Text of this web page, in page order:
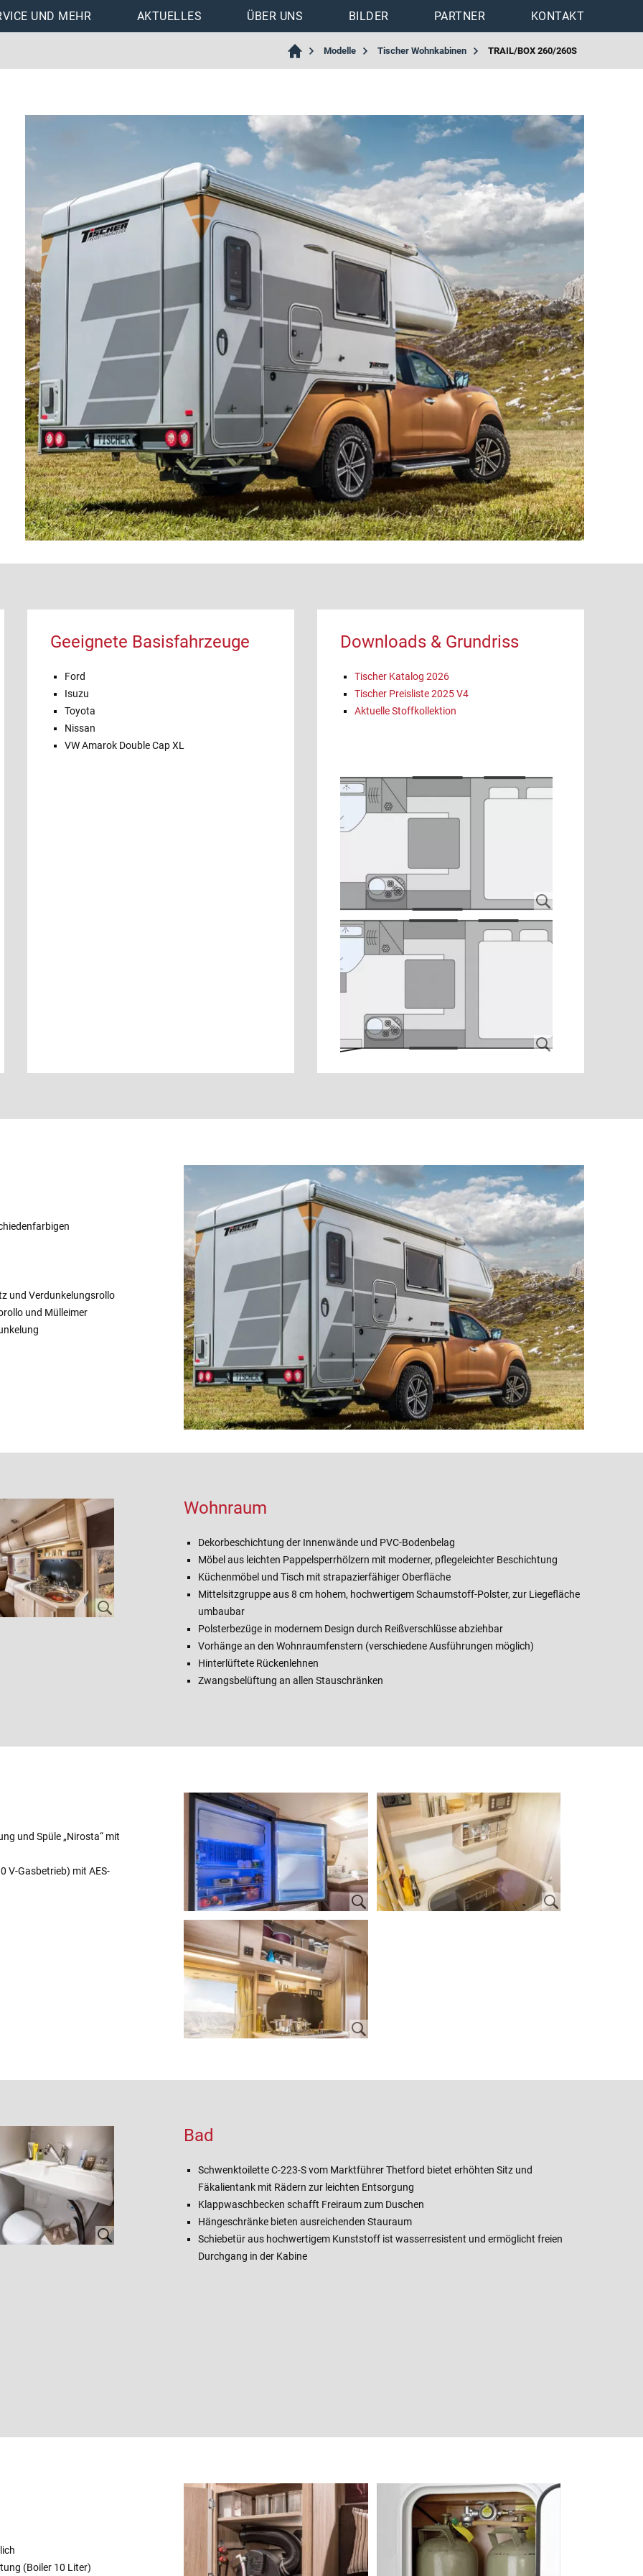
Trail/Box 200
Trail/Box 230/230S
Trail/Box 260/260S
Trail/Box 260R/260RS
Trail/Box 260SD
Trail/Box 280/280S
UND MEHR AKTUELLES ÜBER UNS BILDER PARTNER KONTAKT
Modelle Tischer Wohnkabinen TRAIL/BOX 260/260S
Geeignete Basisfahrzeuge
Ford
Isuzu
Toyota
Nissan
VW Amarok Double Cap XL
Downloads & Grundriss
Tischer Katalog 2026
Tischer Preisliste 2025 V4
Aktuelle Stoffkollektion
und Verdunkelungsrollo
und Mülleimer
Wohnraum
Dekorbeschichtung der Innenwände und PVC-Bodenbelag
Möbel aus leichten Pappelsperrhölzern mit moderner, pflegeleichter Beschichtung
Küchenmöbel und Tisch mit strapazierfähiger Oberfläche
Mittelsitzgruppe aus 8 cm hohem, hochwertigem Schaumstoff-Polster, zur Liegefläche
umbaubar
Polsterbezüge in modernem Design durch Reißverschlüsse abziehbar
Vorhänge an den Wohnraumfenstern (verschiedene Ausführungen möglich)
Hinterlüftete Rückenlehnen
Zwangsbelüftung an allen Stauschränken
und Spüle „Nirosta“ mit
V-Gasbetrieb) mit AES-
Bad
Schwenktoilette C-223-S vom Marktführer Thetford bietet erhöhten Sitz und
Fäkalientank mit Rädern zur leichten Entsorgung
Klappwaschbecken schafft Freiraum zum Duschen
Hängeschränke bieten ausreichenden Stauraum
Schiebetür aus hochwertigem Kunststoff ist wasserresistent und ermöglicht freien
Durchgang in der Kabine
(Boiler 10 Liter)